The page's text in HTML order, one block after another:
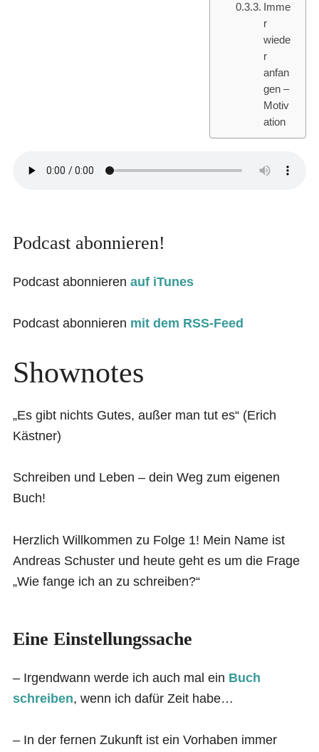
Imme
r
wiede
r
anfan
gen –
Motiv
ation
Podcast abonnieren!
Podcast abonnieren auf iTunes
Podcast abonnieren mit dem RSS-Feed
Shownotes
„Es gibt nichts Gutes, außer man tut es“ (Erich
Kästner)
Schreiben und Leben – dein Weg zum eigenen
Buch!
Herzlich Willkommen zu Folge 1! Mein Name ist
Andreas Schuster und heute geht es um die Frage
„Wie fange ich an zu schreiben?“
Eine Einstellungssache
– Irgendwann werde ich auch mal ein Buch
schreiben, wenn ich dafür Zeit habe…
– In der fernen Zukunft ist ein Vorhaben immer